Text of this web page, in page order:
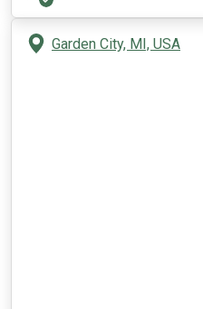
Garden City, MI, USA